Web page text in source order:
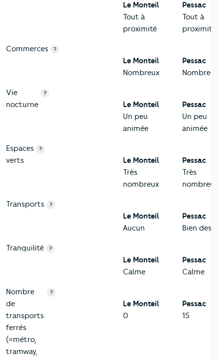
Le Monteil
Tout à
proximité
Pessac
Tout à
proximité
Commerces ?
Le Monteil
Nombreux
Pessac
Nombreux
Vie
nocturne
?
Le Monteil
Un peu
animée
Pessac
Un peu
animée
Espaces
verts
?
Le Monteil
Très
nombreux
Pessac
Très
nombreux
Transports ?
Le Monteil
Aucun
Pessac
Bien
Tranquilité ?
Le Monteil
Calme
Pessac
Calme
Nombre
de
transports
ferrés
(=métro,
tramway,
?
Le Monteil
0
Pessac
15